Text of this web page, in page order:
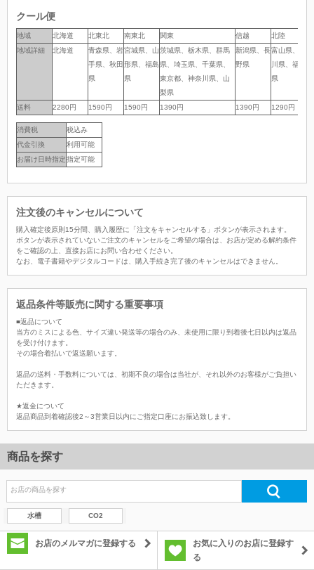
クール便
地域 北海道 北東北 南東北 関東 信越 北陸
地域詳細
北海道
青森県、岩
手県、秋田
県
宮城県、山
形県、福島
県
茨城県、栃木県、群馬
県、埼玉県、千葉県、
東京都、神奈川県、山
梨県
新潟県、長
野県
富山県、石
川県、福井
県
送料 2280円 1590円 1590円 1390円 1390円 1290円
地域
地域詳細
送料
消費税
税込み
代金引換
利用可能
お届け日時指定指定可能
注文後のキャンセルについて
購入確定後原則15分間、購入履歴に「注文をキャンセルする」ボタンが表示されます。
ボタンが表示されていないご注文のキャンセルをご希望の場合は、お店が定める解約条件
をご確認の上、直接お店にお問い合わせください。
なお、電子書籍やデジタルコードは、購入手続き完了後のキャンセルはできません。
返品条件等販売に関する重要事項
■返品について
当方のミスによる色、サイズ違い発送等の場合のみ、未使用に限り到着後七日以内は返品
を受け付けます。
その場合着払いで返送願います。
返品の送料・手数料については、初期不良の場合は当社が、それ以外のお客様がご負担い
ただきます。
★返金について
返品商品到着確認後2～3営業日以内にご指定口座にお振込致します。
商品を探す
水槽 CO2
お店のメルマガに登録する
お気に入りのお店に登録す
る